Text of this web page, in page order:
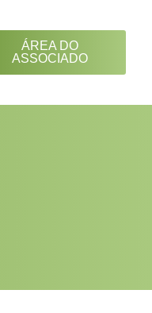
ÁREA DO
ASSOCIADO